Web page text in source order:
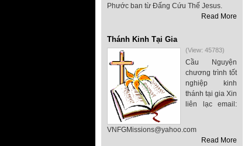
Phước ban từ Đấng Cứu Thế Jesus.
Read More
Thánh Kinh Tại Gia
(View: 45783)
Cầu Nguyện
chương trình tốt
nghiệp kinh
thánh tại gia Xin
liên lạc email:
VNFGMissions@yahoo.com
Read More